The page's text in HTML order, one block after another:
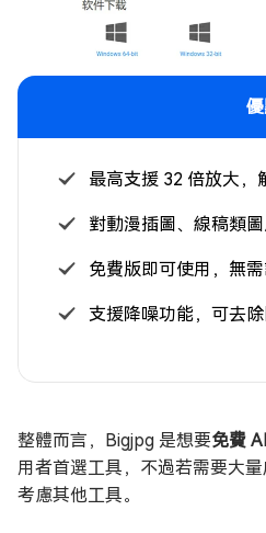
最高支援 32 倍放大，
對動漫插圖、線稿類
免費版即可使用，無
支援降噪功能，可去
整體而言，Bigjpg 是想要免費
用者首選工具，不過若需要大
考慮其他工具。